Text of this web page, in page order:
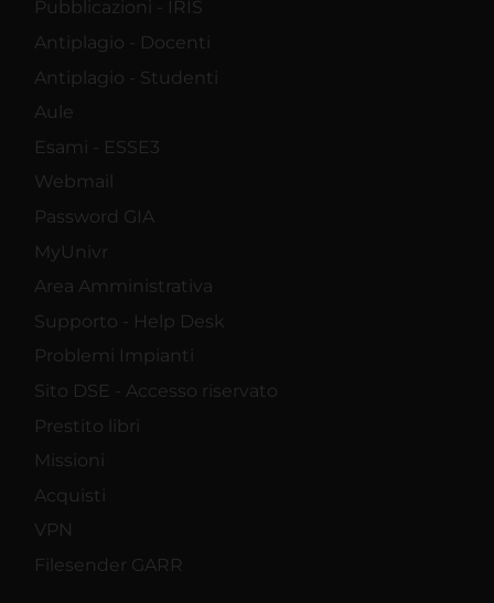
Pubblicazioni - IRIS
Antiplagio - Docenti
Antiplagio - Studenti
Aule
Esami - ESSE3
Webmail
Password GIA
MyUnivr
Area Amministrativa
Supporto - Help Desk
Problemi Impianti
Sito DSE - Accesso riservato
Prestito libri
Missioni
Acquisti
VPN
Filesender GARR